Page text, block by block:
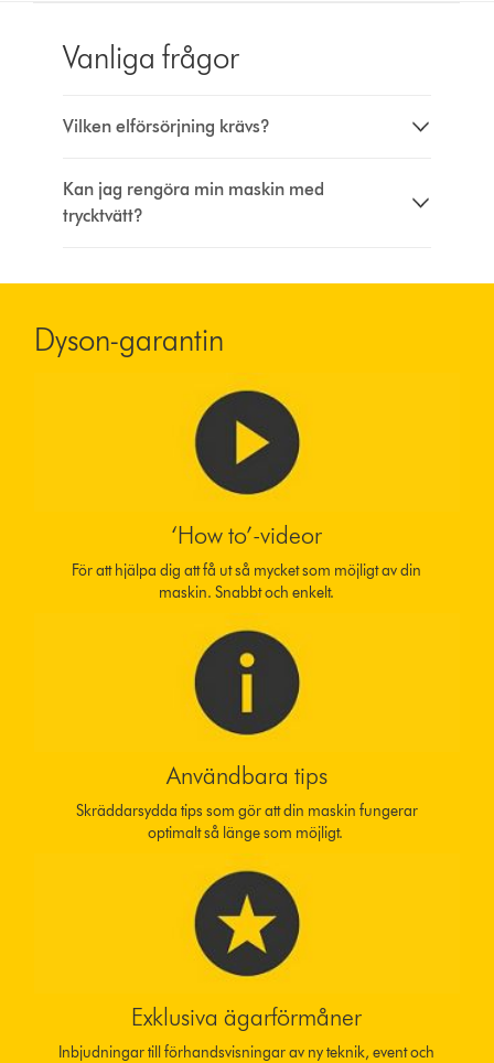
Vanliga frågor
Vilken elförsörjning krävs?
Kan jag rengöra min maskin med
trycktvätt?
Dyson-garantin
‘How to’-videor
För att hjälpa dig att få ut så mycket som möjligt av din
maskin. Snabbt och enkelt.
Användbara tips
Skräddarsydda tips som gör att din maskin fungerar
optimalt så länge som möjligt.
Exklusiva ägarförmåner
Inbjudningar till förhandsvisningar av ny teknik, event och